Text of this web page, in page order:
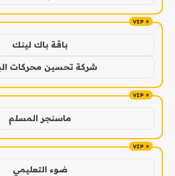
باقة باك لينك
شركة تحسين محركات
ماسنجر المسلم
ضوء التعليمي